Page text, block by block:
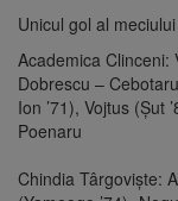
Unicul gol al
Academica Clinceni:
Dobrescu –
Ion ’71), Vojtus (Şut
Poenaru
Chindia Târgovişte: